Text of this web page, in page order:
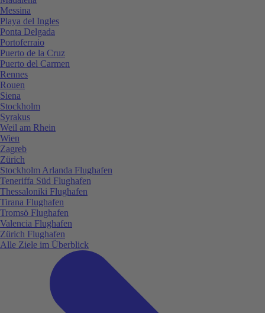
Messina
Playa del Ingles
Ponta Delgada
Portoferraio
Puerto de la Cruz
Puerto del Carmen
Rennes
Rouen
Siena
Stockholm
Syrakus
Weil am Rhein
Wien
Zagreb
Zürich
Stockholm Arlanda Flughafen
Teneriffa Süd Flughafen
Thessaloniki Flughafen
Tirana Flughafen
Tromsö Flughafen
Valencia Flughafen
Zürich Flughafen
Alle Ziele im Überblick